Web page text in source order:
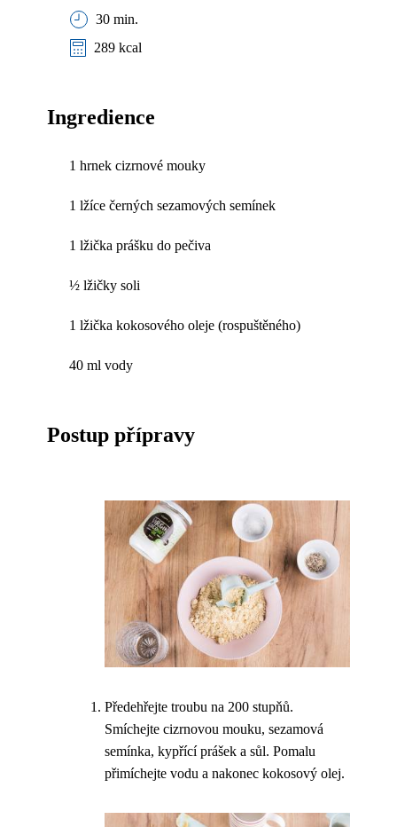
30 min.
289 kcal
Ingredience
1 hrnek cizrnové mouky
1 lžíce černých sezamových semínek
1 lžička prášku do pečiva
½ lžičky soli
1 lžička kokosového oleje (rospuštěného)
40 ml vody
Postup přípravy
Předehřejte troubu na 200 stupňů.
Smíchejte cizrnovou mouku, sezamová
semínka, kypřící prášek a sůl. Pomalu
přimíchejte vodu a nakonec kokosový olej.